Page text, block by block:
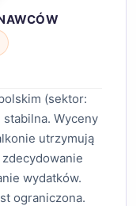
(sektor:
Wyceny
utrzymują
wydatków.
ograniczona.